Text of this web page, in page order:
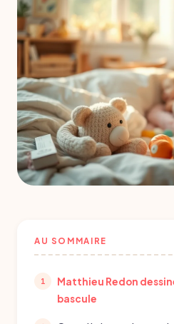
AU SOMMAIRE
Matthieu Redon
bascule